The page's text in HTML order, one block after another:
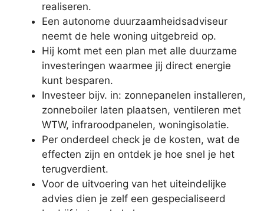
realiseren.
Een autonome duurzaamheidsadviseur
neemt de hele woning uitgebreid op.
Hij komt met een plan met alle duurzame
investeringen waarmee jij direct energie
kunt besparen.
Investeer bijv. in: zonnepanelen installeren,
zonneboiler laten plaatsen, ventileren met
WTW, infraroodpanelen, woningisolatie.
Per onderdeel check je de kosten, wat de
effecten zijn en ontdek je hoe snel je het
terugverdient.
Voor de uitvoering van het uiteindelijke
advies dien je zelf een gespecialiseerd